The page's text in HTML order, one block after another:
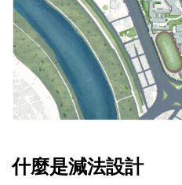
什麼是減法設計